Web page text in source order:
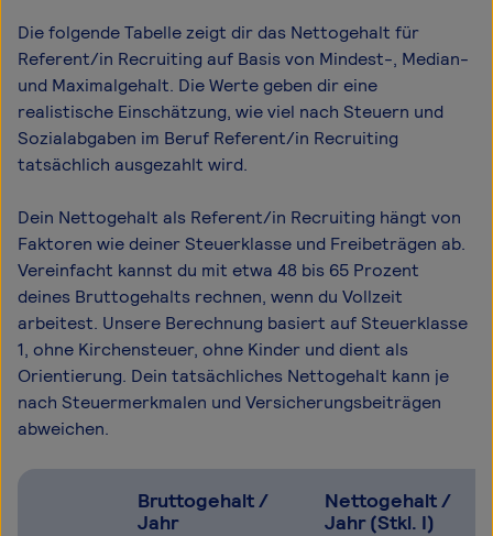
Die folgende Tabelle zeigt dir das Netto­gehalt für
Referent/in Recruiting auf Basis von Mindest-, Median-
und Maximal­gehalt. Die Werte geben dir eine
realistische Einschätzung, wie viel nach Steuern und
Sozialabgaben im Beruf Referent/in Recruiting
tatsächlich ausgezahlt wird.
Dein Nettogehalt als Referent/in Recruiting hängt von
Faktoren wie deiner Steuerklasse und Freibeträgen ab.
Vereinfacht kannst du mit etwa 48 bis 65 Prozent
deines Bruttogehalts rechnen, wenn du Vollzeit
arbeitest. Unsere Berechnung basiert auf Steuerklasse
1, ohne Kirchensteuer, ohne Kinder und dient als
Orientierung. Dein tatsächliches Nettogehalt kann je
nach Steuermerkmalen und Versicherungsbeiträgen
abweichen.
Bruttogehalt /
Jahr
Nettogehalt /
Jahr (Stkl. I)